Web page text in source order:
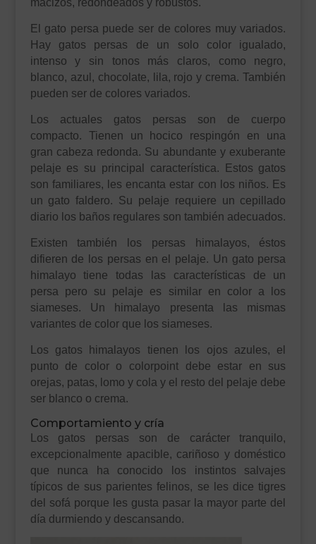
macizos, redondeados y robustos.
El gato persa puede ser de colores muy variados.
Hay gatos persas de un solo color igualado,
intenso y sin tonos más claros, como negro,
blanco, azul, chocolate, lila, rojo y crema. También
pueden ser de colores variados.
Los actuales gatos persas son de cuerpo
compacto. Tienen un hocico respingón en una
gran cabeza redonda. Su abundante y exuberante
pelaje es su principal característica. Estos gatos
son familiares, les encanta estar con los niños. Es
un gato faldero. Su pelaje requiere un cepillado
diario los baños regulares son también adecuados.
Existen también los persas himalayos, éstos
difieren de los persas en el pelaje. Un gato persa
himalayo tiene todas las características de un
persa pero su pelaje es similar en color a los
siameses. Un himalayo presenta las mismas
variantes de color que los siameses.
Los gatos himalayos tienen los ojos azules, el
punto de color o colorpoint debe estar en sus
orejas, patas, lomo y cola y el resto del pelaje debe
ser blanco o crema.
Comportamiento y cría
Los gatos persas son de carácter tranquilo,
excepcionalmente apacible, cariñoso y doméstico
que nunca ha conocido los instintos salvajes
típicos de sus parientes felinos, se les dice tigres
del sofá porque les gusta pasar la mayor parte del
día durmiendo y descansando.